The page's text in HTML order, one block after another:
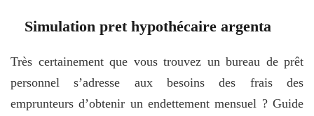
Simulation pret hypothécaire argenta
Très certainement que vous trouvez un bureau de prêt
personnel s’adresse aux besoins des frais des
emprunteurs d’obtenir un endettement mensuel ? Guide